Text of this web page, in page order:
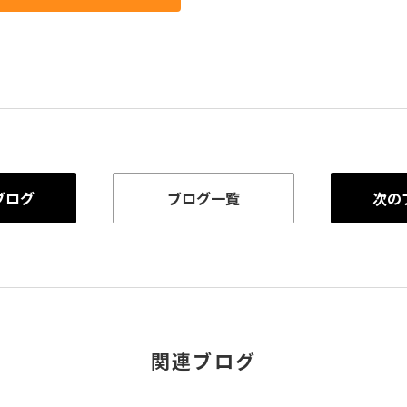
ログ ブログ一覧 次の
関連ブログ